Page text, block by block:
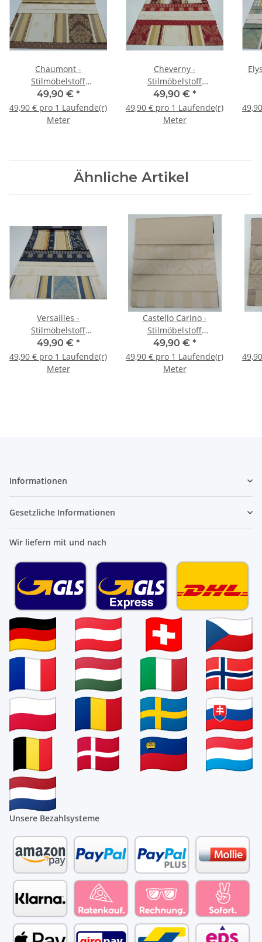
Chaumont -
Stilmöbelstoff
Barockstoff
49,90 € *
49,90 € pro 1 Laufende(r)
Meter
Cheverny -
Stilmöbelstoff
Barockstoff
49,90 € *
49,90 € pro 1 Laufende(r)
Meter
Ähnliche Artikel
Versailles -
Stilmöbelstoff
Barockstoff
49,90 € *
49,90 € pro 1 Laufende(r)
Meter
Castello Carino -
Stilmöbelstoff
Barockstoff
49,90 € *
49,90 € pro 1 Laufende(r)
Meter
Informationen
Gesetzliche Informationen
Wir liefern mit und nach
Unsere Bezahlsysteme